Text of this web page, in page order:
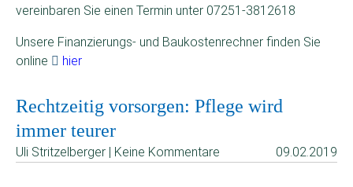
vereinbaren Sie einen Termin unter 07251-3812618
Unsere Finanzierungs- und Baukostenrechner finden Sie
online
hier
Rechtzeitig vorsorgen: Pflege wird
immer teurer
Uli Stritzelberger | Keine Kommentare 09.02.2019